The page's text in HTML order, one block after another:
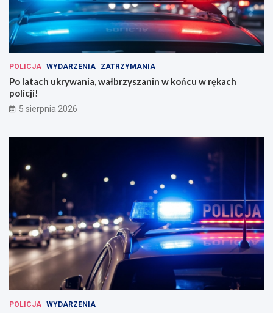
POLICJA WYDARZENIA ZATRZYMANIA
Po latach ukrywania, wałbrzyszanin w końcu w rękach
policji!
5 sierpnia 2026
POLICJA WYDARZENIA